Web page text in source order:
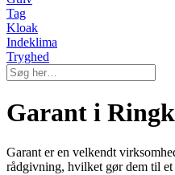
Tag
Kloak
Indeklima
Tryghed
Garant i
Garant er en velkendt
rådgivning, hvilket gør dem til